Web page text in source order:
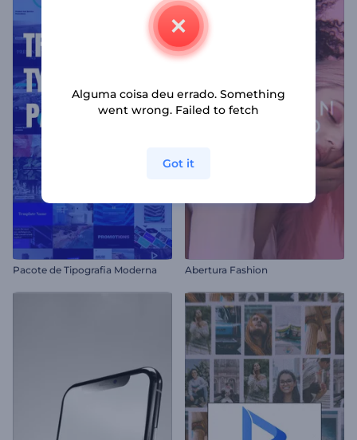
Pacote de Tipografia Moderna Abertura Fashion
Alguma coisa deu errado. Something
went wrong. Failed to fetch
Got it